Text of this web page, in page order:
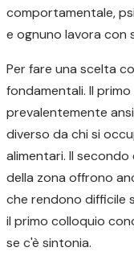
comportamentale,
e ognuno lavora con
Per fare una scelta
fondamentali. Il
prevalentemente
diverso da chi si
alimentari. Il
della zona offrono
che rendono difficile
il primo colloquio
se c'è sintonia.